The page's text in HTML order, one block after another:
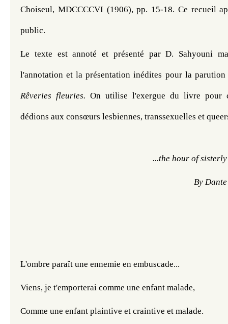
Choiseul, MDCCCCVI (1906), pp. 15-18. Ce recueil
public.
Le texte est annoté et présenté par D. Sahyouni
Rêveries fleuries. On utilise l'exergue du livre pour
dédions aux consœurs lesbiennes, transsexuelles et
...the hour of
By
L'ombre paraît une ennemie en embuscade...
Viens, je t'emporterai comme une enfant malade,
Comme une enfant plaintive et craintive et malade.